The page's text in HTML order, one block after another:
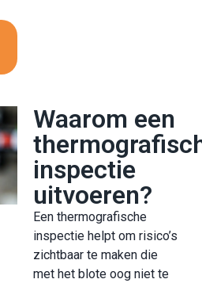
Waarom een
inspectie
uitvoeren?
Een thermografische
inspectie helpt om risico’s
zichtbaar te maken die
met het blote oog niet te